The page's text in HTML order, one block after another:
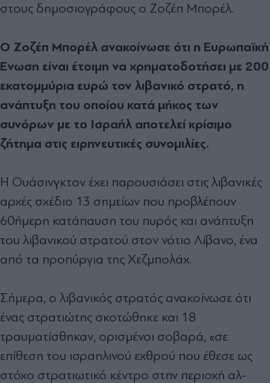
στους δημοσιογράφους ο Ζοζέπ Μπορέλ.
Ο Ζοζέπ Μπορέλ ανακοίνωσε ότι η Ευρωπαϊκή
Ένωση είναι έτοιμη να χρηματοδοτήσει με 200
εκατομμύρια ευρώ τον λιβανικό στρατό, η
ανάπτυξη του οποίου κατά μήκος των
συνόρων με το Ισραήλ αποτελεί κρίσιμο
ζήτημα στις ειρηνευτικές συνομιλίες.
Η Ουάσινγκτον έχει παρουσιάσει στις λιβανικές
αρχές σχέδιο 13 σημείων που προβλέπουν
60ήμερη κατάπαυση του πυρός και ανάπτυξη
του λιβανικού στρατού στον νότιο Λίβανο, ένα
από τα προπύργια της Χεζμπολάχ.
Σήμερα, ο λιβανικός στρατός ανακοίνωσε ότι
ένας στρατιώτης σκοτώθηκε και 18
τραυματίσθηκαν, ορισμένοι σοβαρά, «σε
επίθεση του ισραηλινού εχθρού που έθεσε ως
στόχο στρατιωτικό κέντρο στην περιοχή αλ-